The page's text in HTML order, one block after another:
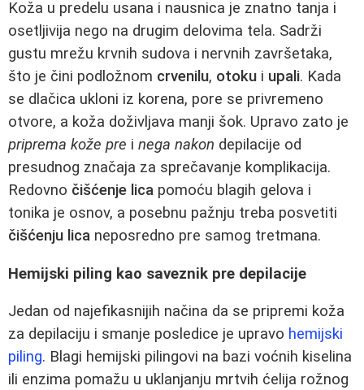
Koža u predelu usana i nausnica je znatno tanja i
osetljivija nego na drugim delovima tela. Sadrži
gustu mrežu krvnih sudova i nervnih završetaka,
što je čini podložnom crvenilu, otoku i upali. Kada
se dlačica ukloni iz korena, pore se privremeno
otvore, a koža doživljava manji šok. Upravo zato je
priprema kože pre i nega nakon depilacije od
presudnog značaja za sprečavanje komplikacija.
Redovno čišćenje lica pomoću blagih gelova i
tonika je osnov, a posebnu pažnju treba posvetiti
čišćenju lica neposredno pre samog tretmana.
Hemijski piling kao saveznik pre depilacije
Jedan od najefikasnijih načina da se pripremi koža
za depilaciju i smanje posledice je upravo hemijski
piling. Blagi hemijski pilingovi na bazi voćnih kiselina
ili enzima pomažu u uklanjanju mrtvih ćelija rožnog